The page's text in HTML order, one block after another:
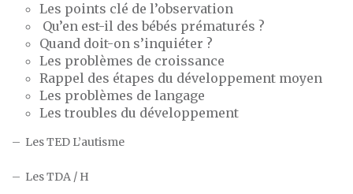
Les points clé de l’observation
Qu’en est-il des bébés prématurés ?
Quand doit-on s’inquiéter ?
Les problèmes de croissance
Rappel des étapes du développement moyen
Les problèmes de langage
Les troubles du développement
– Les TED L’autisme
– Les TDA / H